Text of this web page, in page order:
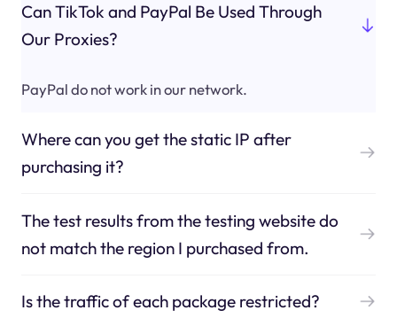
Can TikTok and PayPal Be Used Through
Our Proxies?
PayPal do not work in our network.
Where can you get the static IP after
purchasing it?
The test results from the testing website do
not match the region I purchased from.
Is the traffic of each package restricted?